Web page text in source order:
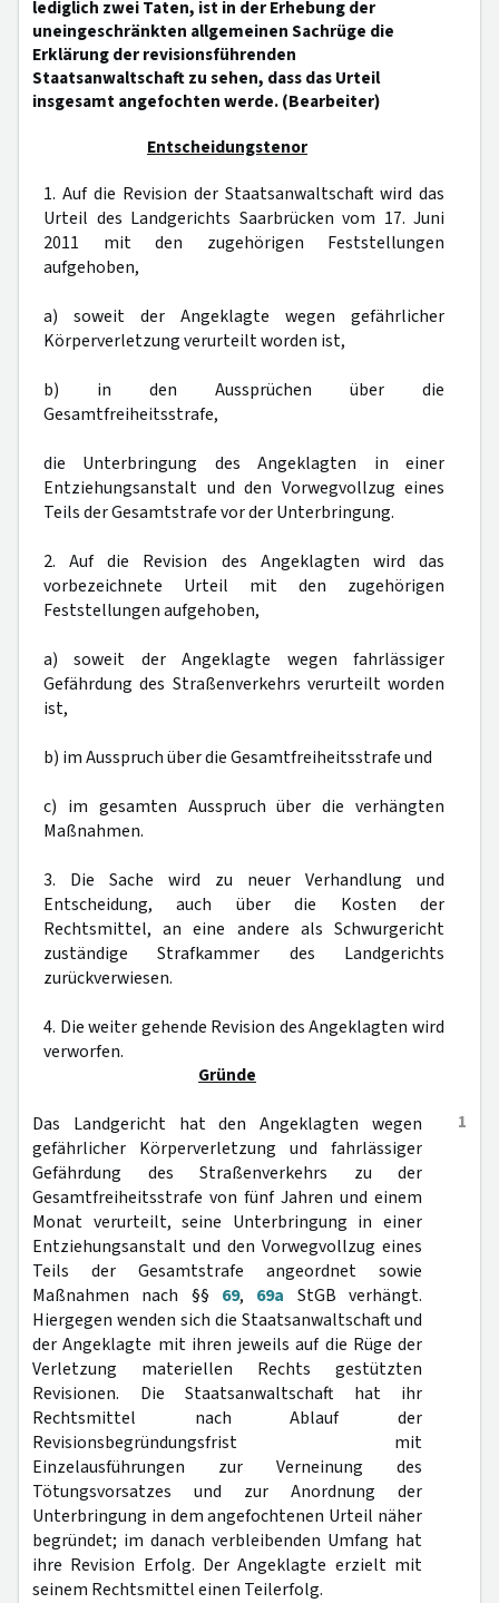
lediglich zwei Taten, ist in der Erhebung der
uneingeschränkten allgemeinen Sachrüge die
Erklärung der revisionsführenden
Staatsanwaltschaft zu sehen, dass das Urteil
insgesamt angefochten werde. (Bearbeiter)
Entscheidungstenor
1. Auf die Revision der Staatsanwaltschaft wird das
Urteil des Landgerichts Saarbrücken vom 17. Juni
2011 mit den zugehörigen Feststellungen
aufgehoben,
a) soweit der Angeklagte wegen gefährlicher
Körperverletzung verurteilt worden ist,
b) in den Aussprüchen über die
Gesamtfreiheitsstrafe,
die Unterbringung des Angeklagten in einer
Entziehungsanstalt und den Vorwegvollzug eines
Teils der Gesamtstrafe vor der Unterbringung.
2. Auf die Revision des Angeklagten wird das
vorbezeichnete Urteil mit den zugehörigen
Feststellungen aufgehoben,
a) soweit der Angeklagte wegen fahrlässiger
Gefährdung des Straßenverkehrs verurteilt worden
ist,
b) im Ausspruch über die Gesamtfreiheitsstrafe und
c) im gesamten Ausspruch über die verhängten
Maßnahmen.
3. Die Sache wird zu neuer Verhandlung und
Entscheidung, auch über die Kosten der
Rechtsmittel, an eine andere als Schwurgericht
zuständige Strafkammer des Landgerichts
zurückverwiesen.
4. Die weiter gehende Revision des Angeklagten wird
verworfen.
Gründe
1
Das Landgericht hat den Angeklagten wegen
gefährlicher Körperverletzung und fahrlässiger
Gefährdung des Straßenverkehrs zu der
Gesamtfreiheitsstrafe von fünf Jahren und einem
Monat verurteilt, seine Unterbringung in einer
Entziehungsanstalt und den Vorwegvollzug eines
Teils der Gesamtstrafe angeordnet sowie
Maßnahmen nach §§ 69, 69a StGB verhängt.
Hiergegen wenden sich die Staatsanwaltschaft und
der Angeklagte mit ihren jeweils auf die Rüge der
Verletzung materiellen Rechts gestützten
Revisionen. Die Staatsanwaltschaft hat ihr
Rechtsmittel nach Ablauf der
Revisionsbegründungsfrist mit
Einzelausführungen zur Verneinung des
Tötungsvorsatzes und zur Anordnung der
Unterbringung in dem angefochtenen Urteil näher
begründet; im danach verbleibenden Umfang hat
ihre Revision Erfolg. Der Angeklagte erzielt mit
seinem Rechtsmittel einen Teilerfolg.